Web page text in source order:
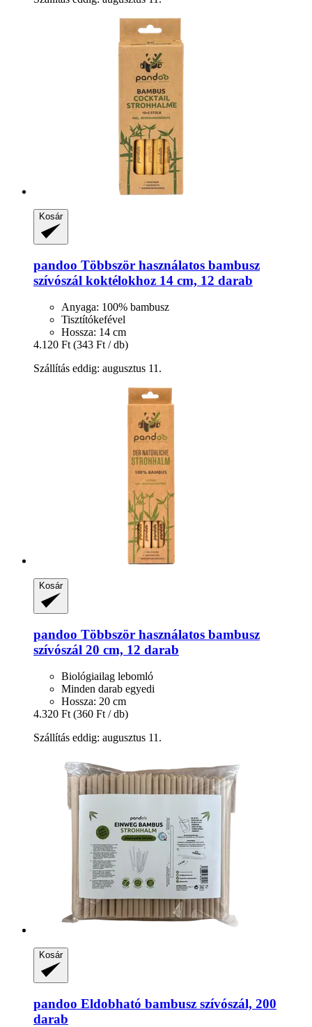
Kosár
pandoo Többször használatos bambusz
szívószál koktélokhoz 14 cm, 12 darab
Anyaga: 100% bambusz
Tisztítókefével
Hossza: 14 cm
4.120 Ft (343 Ft / db)
Szállítás eddig: augusztus 11.
Kosár
pandoo Többször használatos bambusz
szívószál 20 cm, 12 darab
Biológiailag lebomló
Minden darab egyedi
Hossza: 20 cm
4.320 Ft (360 Ft / db)
Szállítás eddig: augusztus 11.
Kosár
pandoo Eldobható bambusz szívószál, 200
darab